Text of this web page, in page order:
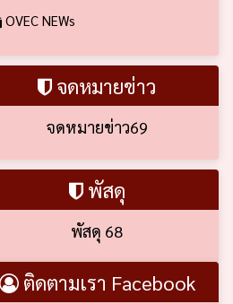
OVEC NEWs
จดหมายข่าว
จดหมายข่าว69
พัสดุ
พัสดุ 68
ติดตามเรา Facebook